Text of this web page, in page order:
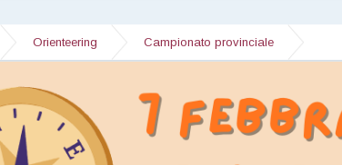
Orienteering Campionato provinciale